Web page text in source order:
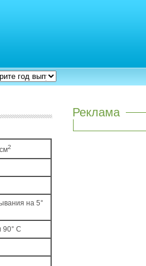
2
на 5°
90° С
Реклама